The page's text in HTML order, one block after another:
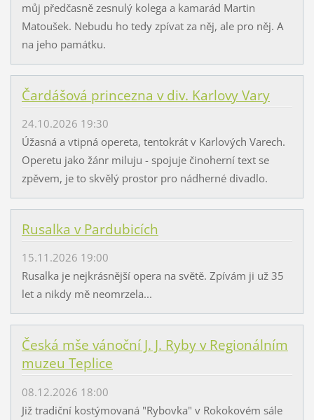
můj předčasně zesnulý kolega a kamarád Martin
Matoušek. Nebudu ho tedy zpívat za něj, ale pro něj. A
na jeho památku.
Čardášová princezna v div. Karlovy Vary
24.10.2026 19:30
Úžasná a vtipná opereta, tentokrát v Karlových Varech.
Operetu jako žánr miluju - spojuje činoherní text se
zpěvem, je to skvělý prostor pro nádherné divadlo.
Rusalka v Pardubicích
15.11.2026 19:00
Rusalka je nejkrásnější opera na světě. Zpívám ji už 35
let a nikdy mě neomrzela...
Česká mše vánoční J. J. Ryby v Regionálním
muzeu Teplice
08.12.2026 18:00
Již tradiční kostýmovaná "Rybovka" v Rokokovém sále